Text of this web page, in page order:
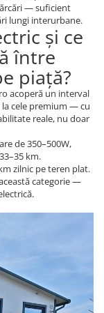
— suficient
lungi interurbane.
și ce
între
piață?
acoperă un interval
cele premium — cu
reale, nu doar
de 350–500W,
km.
zilnic pe teren plat.
categorie —